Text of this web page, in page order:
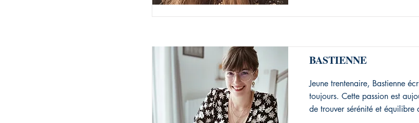
BASTIENNE
Jeune trentenaire, Bastienne
toujours. Cette passion est
de trouver sérénité et équilibre